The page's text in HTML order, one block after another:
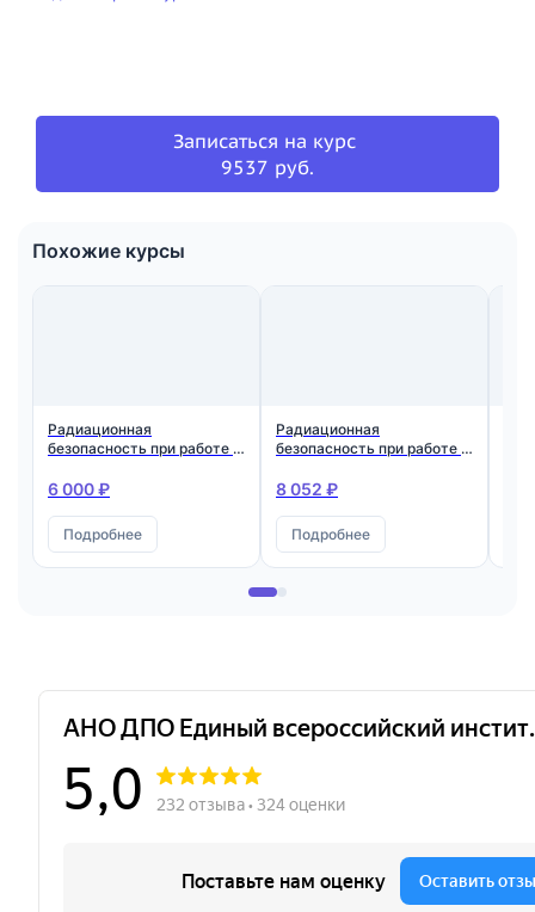
Записаться на курс
9537 руб.
Похожие курсы
Радиационная
безопасность при работе с
ионизирующего излучения
6 000 ₽
Подробнее
Радиационная
безопасность при работе с
ионизирующего излучения
8 052 ₽
Подробнее